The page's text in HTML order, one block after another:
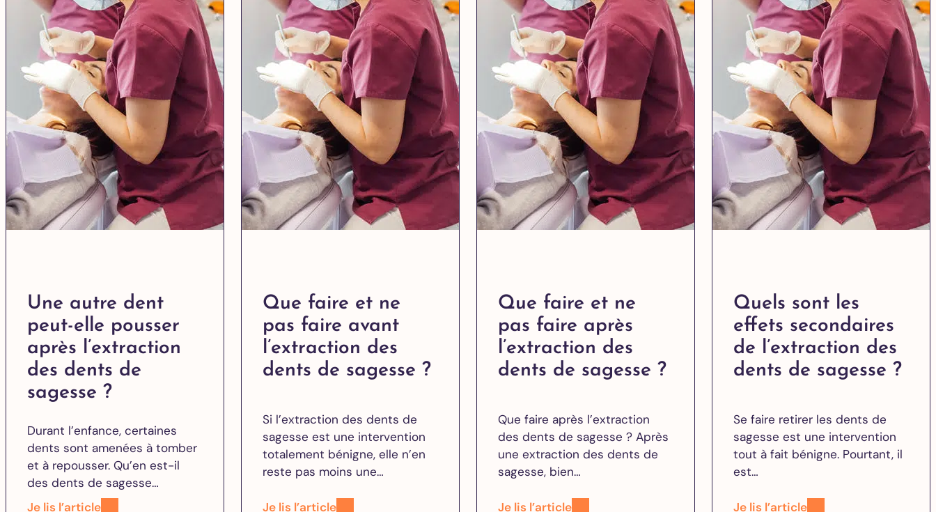
Une autre dent
peut-elle pousser
après l’extraction
des dents de
sagesse ?
Durant l’enfance, certaines
dents sont amenées à tomber
et à repousser. Qu’en est-il
des dents de sagesse…
Je lis l’article
Que faire et ne
pas faire avant
l’extraction des
dents de sagesse ?
Si l’extraction des dents de
sagesse est une intervention
totalement bénigne, elle n’en
reste pas moins une…
Je lis l’article
Que faire et ne
pas faire après
l’extraction des
dents de sagesse ?
Que faire après l’extraction
des dents de sagesse ? Après
une extraction des dents de
sagesse, bien…
Je lis l’article
Quels sont les
effets secondaires
de l’extraction des
dents de sagesse ?
Se faire retirer les dents de
sagesse est une intervention
tout à fait bénigne. Pourtant, il
est…
Je lis l’article